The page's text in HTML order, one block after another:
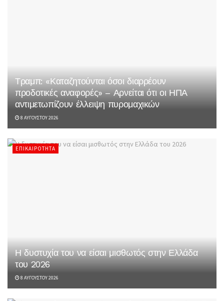
Τραμπ: «Καταζητούνται όσοι διαρρέουν
προδοτικές αναφορές» – Αρνείται ότι οι ΗΠΑ
αντιμετωπίζουν έλλειψη πυρομαχικών
8 ΑΥΓΟΎΣΤΟΥ 2026
ΕΠΙΚΑΙΡΌΤΗΤΑ
Η δυστυχία του να είσαι μισθωτός στην Ελλάδα
του 2026
8 ΑΥΓΟΎΣΤΟΥ 2026